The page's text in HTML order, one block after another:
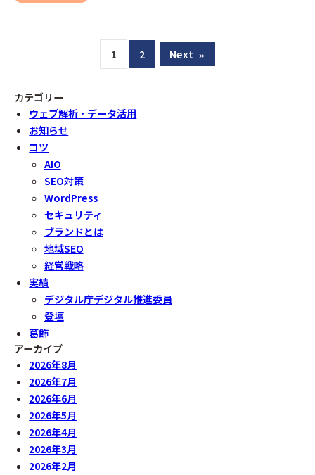
1 2 Next »
カテゴリー
ウェブ解析・データ活用
お知らせ
コツ
AIO
SEO対策
WordPress
セキュリティ
ブランドとは
地域SEO
経営戦略
実績
デジタル庁デジタル推進委員
登壇
葛飾
アーカイブ
2026年8月
2026年7月
2026年6月
2026年5月
2026年4月
2026年3月
2026年2月